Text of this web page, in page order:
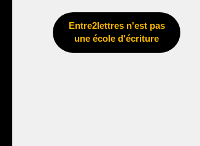
Entre2lettres n'est pas
une école d'écriture